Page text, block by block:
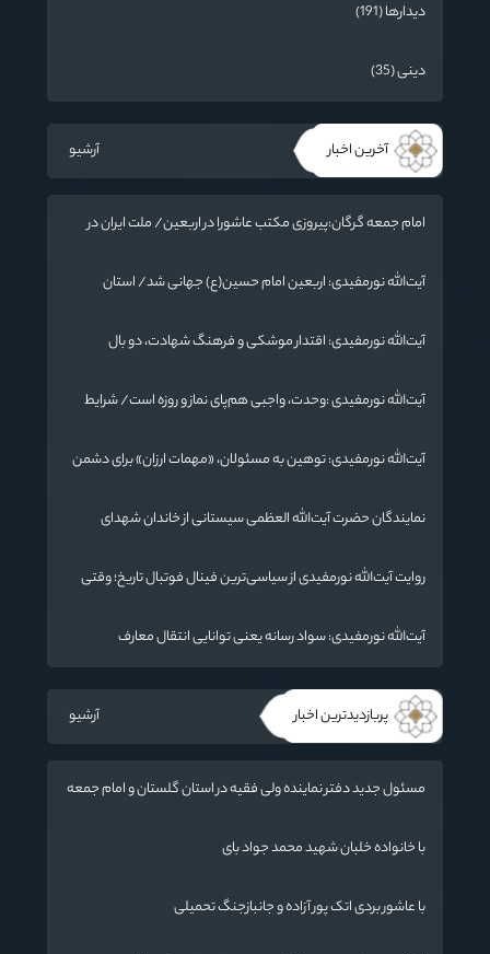
دیدارها (191)
دینی (35)
آخرین اخبار آرشیو
امام جمعه گرگان:پیروزی مکتب عاشورا در اربعین/ ملت ایران در
آیت‌الله نورمفیدی: اربعین امام حسین(ع) جهانی شد/ استان
دارد
آیت‌الله نورمفیدی: اقتدار موشکی و فرهنگ شهادت، دو بال
آیت‌الله نورمفیدی :وحدت، واجبی هم‌پای نماز و روزه است/ شرایط
آیت‌الله نورمفیدی: توهین به مسئولان، «مهمات ارزان» برای دشمن
نمایندگان حضرت آیت‌الله العظمی سیستانی از خاندان شهدای
روایت آیت‌الله نورمفیدی از سیاسی‌ترین فینال فوتبال تاریخ؛ وقتی
آیت‌الله نورمفیدی: سواد رسانه یعنی توانایی انتقال معارف
پربازدیدترین اخبار آرشیو
مسئول جدید دفتر نماینده ولی فقیه در استان گلستان و امام جمعه
با خانواده خلبان شهید محمد جواد بای
با عاشور بردی اتک پور آزاده و جانبازجنگ تحمیلی